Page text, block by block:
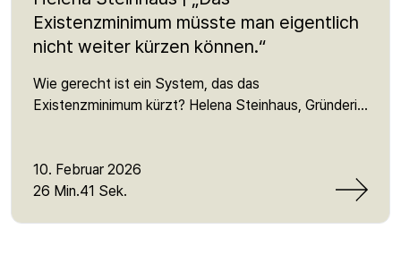
Existenzminimum müsste man eigentlich
nicht weiter kürzen können.“
Wie gerecht ist ein System, das das
Existenzminimum kürzt? Helena Steinhaus, Gründerin
welche Mythen über „Sozialbetrug“ sich hartnäckig
halten – und was hinter der aktuellen Reform der
10. Februar 2026
26 Min.41 Sek.